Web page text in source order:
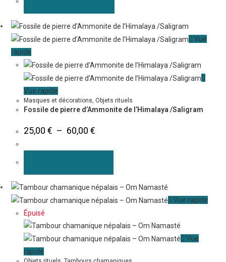
Vue
rapide
Vue rapide
Masques et décorations ,Objets rituels
Fossile de pierre d’Ammonite de l’Himalaya /Saligram
25,00€ – 60,00€
Vue rapide
Épuisé
Vue
rapide